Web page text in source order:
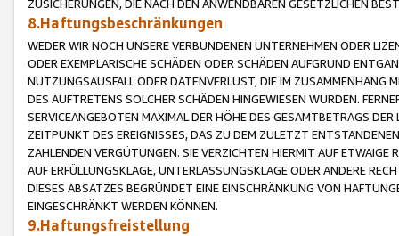
ZUSICHERUNGEN, DIE NACH DEN ANWENDBAREN GESETZLICHEN
8.Haftungsbeschränkungen
WEDER WIR NOCH UNSERE VERBUNDENEN UNTERNEHMEN ODER
ODER EXEMPLARISCHE SCHÄDEN ODER SCHÄDEN AUFGRUND
NUTZUNGSAUSFALL ODER DATENVERLUST, DIE IM ZUSAMMENHANG
DES AUFTRETENS SOLCHER SCHÄDEN HINGEWIESEN WURDEN.
SERVICEANGEBOTEN MAXIMAL DER HÖHE DES GESAMTBETRAGS
ZEITPUNKT DES EREIGNISSES, DAS ZU DEM ZULETZT
ZAHLENDEN VERGÜTUNGEN. SIE VERZICHTEN HIERMIT AUF
AUF ERFÜLLUNGSKLAGE, UNTERLASSUNGSKLAGE ODER ANDERE
DIESES ABSATZES BEGRÜNDET EINE EINSCHRÄNKUNG VON
EINGESCHRÄNKT WERDEN KÖNNEN.
9.Haftungsfreistellung